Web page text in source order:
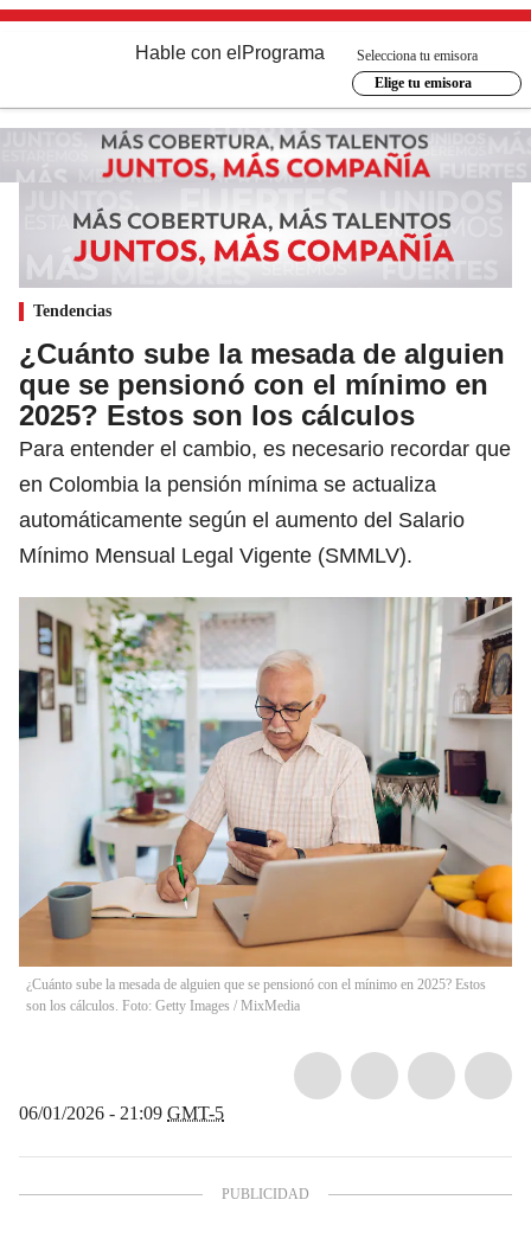
Hable con el Programa
Selecciona tu emisora
Elige tu emisora
Tendencias
¿Cuánto sube la mesada de alguien
que se pensionó con el mínimo en
2025? Estos son los cálculos
Para entender el cambio, es necesario recordar que
en Colombia la pensión mínima se actualiza
automáticamente según el aumento del Salario
Mínimo Mensual Legal Vigente (SMMLV).
¿Cuánto sube la mesada de alguien que se pensionó con el mínimo en 2025? Estos
son los cálculos. Foto: Getty Images / MixMedia
06/01/2026 - 21:09 GMT-5